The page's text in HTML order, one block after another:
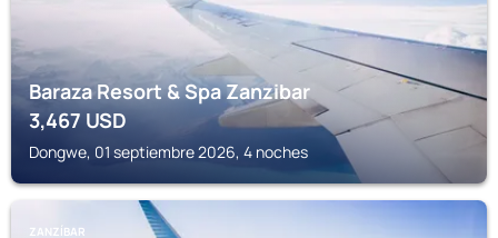
Baraza Resort & Spa Zanzibar
3,467USD
Dongwe, 01 septiembre 2026, 4 noches
ZANZÍBAR